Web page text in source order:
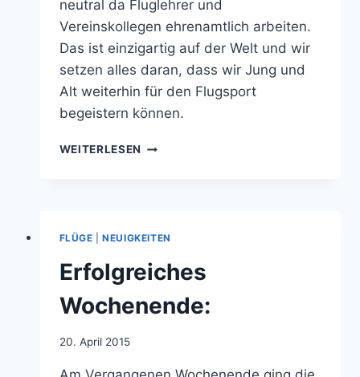
neutral da Fluglehrer und
Vereinskollegen ehrenamtlich arbeiten.
Das ist einzigartig auf der Welt und wir
setzen alles daran, dass wir Jung und
Alt weiterhin für den Flugsport
begeistern können.
WEITERLESEN AUSBILDUNG
FLÜGE |NEUIGKEITEN
Erfolgreiches
Wochenende:
Von
20. April 2015